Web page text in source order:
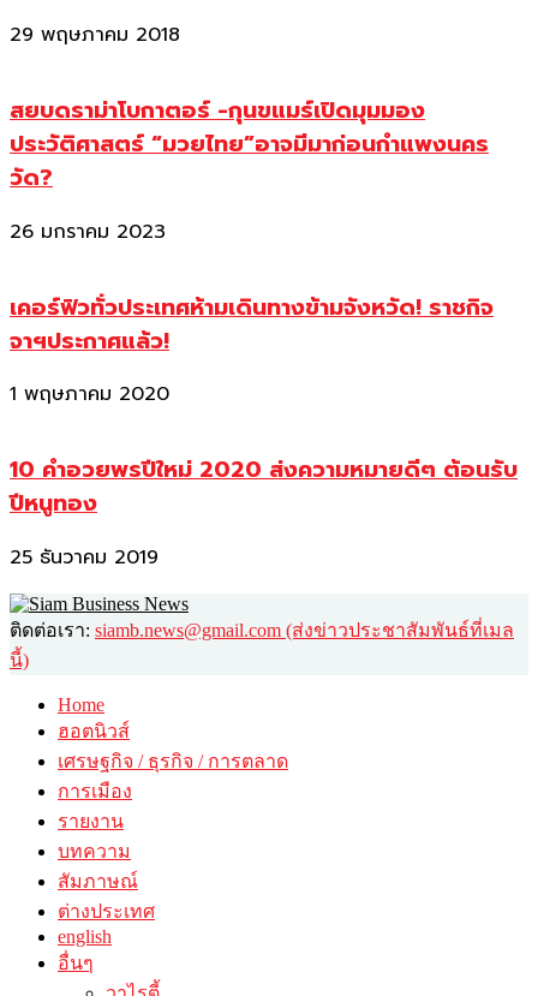
29 พฤษภาคม 2018
สยบดราม่าโบกาตอร์ -กุนขแมร์เปิดมุมมอง
ประวัติศาสตร์ “มวยไทย”อาจมีมาก่อนกำแพงนคร
วัด?
26 มกราคม 2023
เคอร์ฟิวทั่วประเทศห้ามเดินทางข้ามจังหวัด! ราชกิจ
จาฯประกาศแล้ว!
1 พฤษภาคม 2020
10 คำอวยพรปีใหม่ 2020 ส่งความหมายดีๆ ต้อนรับ
ปีหนูทอง
25 ธันวาคม 2019
ติดต่อเรา: siamb.news@gmail.com (ส่งข่าวประชาสัมพันธ์ที่เมล
นี้)
Home
ฮอตนิวส์
เศรษฐกิจ / ธุรกิจ / การตลาด
การเมือง
รายงาน
บทความ
สัมภาษณ์
ต่างประเทศ
english
อื่นๆ